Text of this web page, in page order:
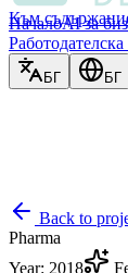
Към
НачалоAI за
БГ БГ
Back to
Pharma
Year: 2018